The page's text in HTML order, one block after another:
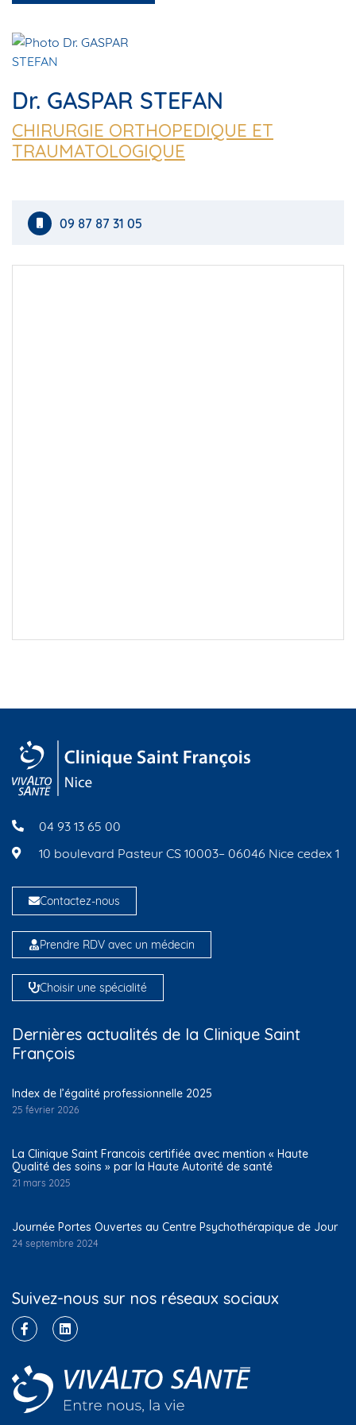
Dr. GASPAR STEFAN
CHIRURGIE ORTHOPEDIQUE ET
TRAUMATOLOGIQUE
09 87 87 31 05
04 93 13 65 00
10 boulevard Pasteur CS 10003– 06046 Nice cedex 1
Contactez-nous
Prendre RDV avec un médecin
Choisir une spécialité
Dernières actualités de la Clinique Saint
François
Index de l’égalité professionnelle 2025
25 février 2026
La Clinique Saint Francois certifiée avec mention « Haute
Qualité des soins » par la Haute Autorité de santé
21 mars 2025
Journée Portes Ouvertes au Centre Psychothérapique de Jour
24 septembre 2024
Suivez-nous sur nos réseaux sociaux